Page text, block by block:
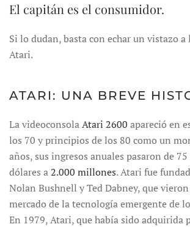
El capitán es el consumidor.
Si lo dudan, basta con echar un vistazo
Atari.
ATARI: UNA BREVE
La videoconsolaAtari 2600 apareció en
los 70 y principios de los 80 como un
años, sus ingresos anuales pasaron de
dólares a2.000 millones. Atari fue
Nolan Bushnell y Ted Dabney, que
mercado de la tecnología emergente de
En 1979, Atari, que había sido adquirida